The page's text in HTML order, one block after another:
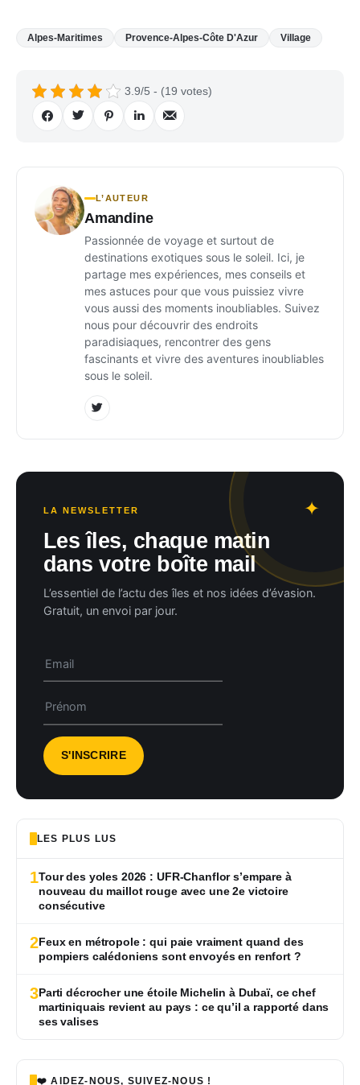
Alpes-Maritimes Provence-Alpes-Côte D'Azur Village
3.9/5 - (19 votes)
L’AUTEUR
Amandine
Passionnée de voyage et surtout de
destinations exotiques sous le soleil. Ici, je
partage mes expériences, mes conseils et
mes astuces pour que vous puissiez vivre
vous aussi des moments inoubliables. Suivez
nous pour découvrir des endroits
paradisiaques, rencontrer des gens
fascinants et vivre des aventures inoubliables
sous le soleil.
LA NEWSLETTER
Les îles, chaque matin
dans votre boîte mail
L’essentiel de l’actu des îles et nos idées d’évasion.
Gratuit, un envoi par jour.
LES PLUS LUS
1Tour des yoles 2026 : UFR-Chanflor s’empare à
nouveau du maillot rouge avec une 2e victoire
consécutive
2Feux en métropole : qui paie vraiment quand des
pompiers calédoniens sont envoyés en renfort ?
3Parti décrocher une étoile Michelin à Dubaï, ce chef
martiniquais revient au pays : ce qu’il a rapporté dans
ses valises
❤️ AIDEZ-NOUS, SUIVEZ-NOUS !